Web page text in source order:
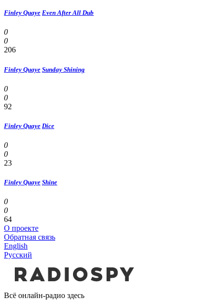
Finley Quaye Even After All Dub
0
0
206
Finley Quaye Sunday Shining
0
0
92
Finley Quaye Dice
0
0
23
Finley Quaye Shine
0
0
64
О проекте
Обратная связь
English
Русский
Всё онлайн-радио здесь